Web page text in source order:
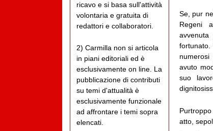
Se, pur
Regeni
avuto
suo
atto,
ricavo e si basa sull'attività
volontaria e gratuita di
redattori e collaboratori.
2) Carmilla non si articola
in piani editoriali ed è
esclusivamente on line. La
pubblicazione di contributi
su temi d'attualità è
esclusivamente funzionale
ad affrontare i temi sopra
elencati.